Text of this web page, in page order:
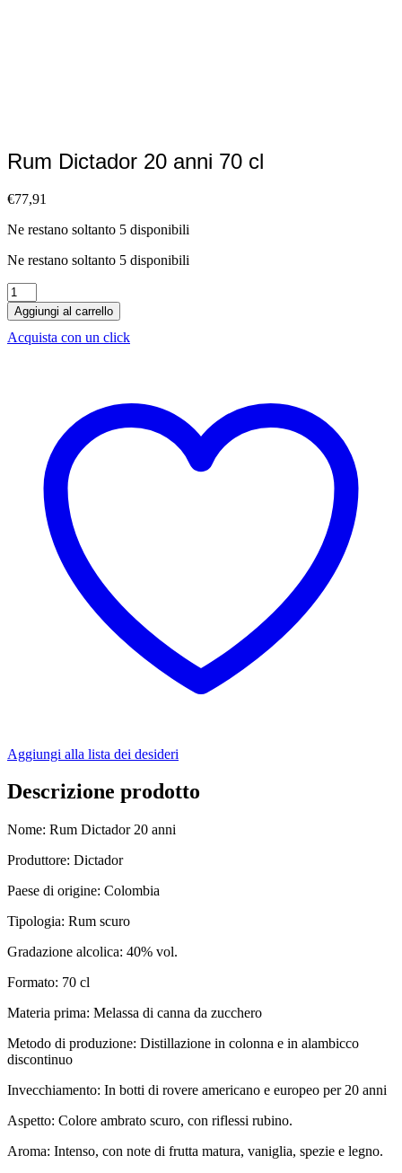
Rum Dictador 20 anni 70 cl
€77,91
Ne restano soltanto 5 disponibili
Ne restano soltanto 5 disponibili
Rum
Dictador
20
anni
Aggiungi al carrello
Acquista con un click
Aggiungi alla lista dei desideri
Descrizione prodotto
Nome: Rum Dictador 20 anni
Produttore: Dictador
Paese di origine: Colombia
Tipologia: Rum scuro
Gradazione alcolica: 40% vol.
Formato: 70 cl
Materia prima: Melassa di canna da zucchero
Metodo di produzione: Distillazione in colonna e in alambicco
discontinuo
Invecchiamento: In botti di rovere americano e europeo per 20 anni
Aspetto: Colore ambrato scuro, con riflessi rubino.
Aroma: Intenso, con note di frutta matura, vaniglia, spezie e legno.